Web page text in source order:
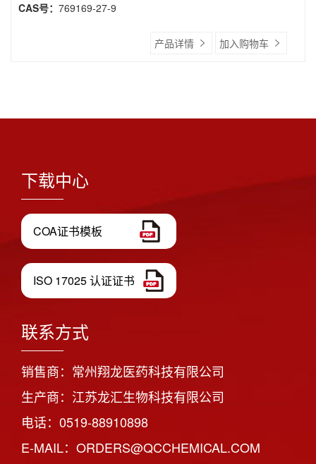
CAS号： 769169-27-9
产品详情 加入购物车
下载中心
COA证书模板
ISO 17025 认证证书
联系方式
销售商：常州翔龙医药科技有限公司
生产商：江苏龙汇生物科技有限公司
电话：0519-88910898
E-MAIL：ORDERS@QCCHEMICAL.COM